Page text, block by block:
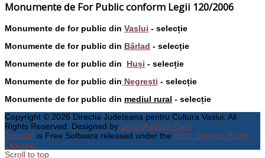
Monumente de For Public conform Legii 120/2006
Monumente de for public din Vaslui - selecție
Monumente de for public din Bârlad - selecție
Monumente de for public din Huși - selecție
Monumente de for public din Negrești - selecție
Monumente de for public din mediul rural - selecție
Copyright © 2026 Directia Judeteana pentru Cultura Vaslui. All
Rights Reserved. Designed by SmartAddons.Com
Joomla! is Free Software released under the GNU General Public
License.
Scroll to top